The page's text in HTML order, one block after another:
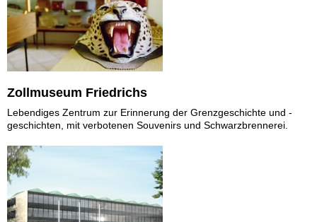
Zollmuseum Friedrichs
Lebendiges Zentrum zur Erinnerung der Grenzgeschichte und -
geschichten, mit verbotenen Souvenirs und Schwarzbrennerei.